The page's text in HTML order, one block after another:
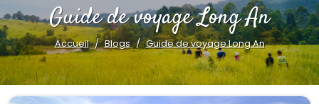
Guide de voyage Long An
Accueil Blogs Guide de voyage Long An